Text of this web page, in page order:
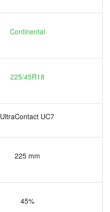
Continental
225/45R18
UltraContact UC7
225 mm
45%